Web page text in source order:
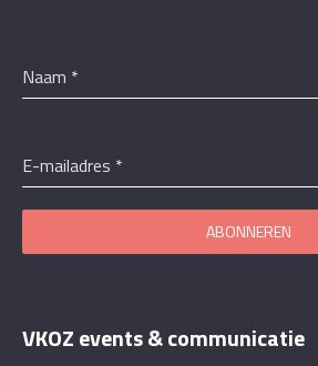
Naam *
E-mailadres *
ABONNEREN
VKOZ events & communicatie